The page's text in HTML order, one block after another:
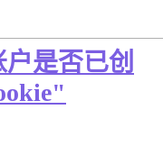
是否已创